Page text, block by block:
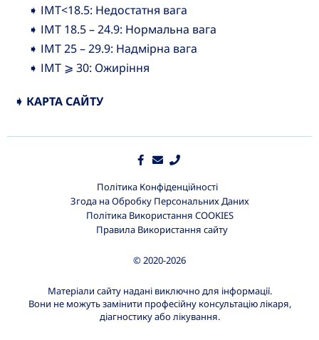
➧ ІМТ<18.5: Недостатня вага
➧ ІМТ 18.5 – 24.9: Нормальна вага
➧ ІМТ 25 – 29.9: Надмірна вага
➧ ІМТ ⩾ 30: Ожиріння
➧ КАРТА САЙТУ
Політика Конфіденційності
Згода на Обробку Персональних Даних
Політика Використання COOKIES
Правила Використання сайту
© 2020-2026
Матеріали сайту надані виключно для інформації.
Вони не можуть замінити професійну консультацію лікаря,
діагностику або лікування.